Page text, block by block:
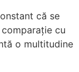
că se
cu
o multitudine